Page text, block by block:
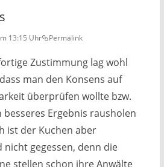
13:15 Uhr Permalink
Zustimmung lag wohl
man den Konsens auf
überprüfen wollte bzw.
besseres Ergebnis rausholen
ist der Kuchen aber
nicht gegessen, denn die
stellen schon ihre Anwälte